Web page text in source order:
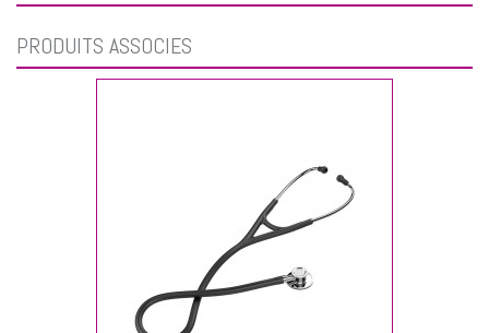
PRODUITS ASSOCIÉS